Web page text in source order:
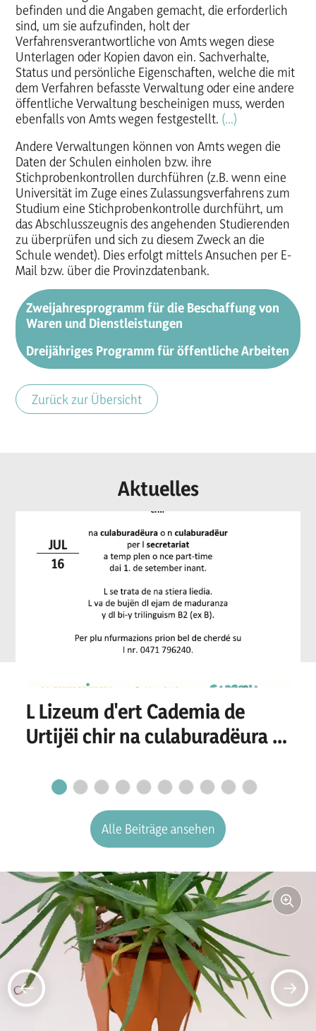
befinden und die Angaben gemacht, die erforderlich
sind, um sie aufzufinden, holt der
Verfahrensverantwortliche von Amts wegen diese
Unterlagen oder Kopien davon ein. Sachverhalte,
Status und persönliche Eigenschaften, welche die mit
dem Verfahren befasste Verwaltung oder eine andere
öffentliche Verwaltung bescheinigen muss, werden
ebenfalls von Amts wegen festgestellt. (...)
Andere Verwaltungen können von Amts wegen die
Daten der Schulen einholen bzw. ihre
Stichprobenkontrollen durchführen (z.B. wenn eine
Universität im Zuge eines Zulassungsverfahrens zum
Studium eine Stichprobenkontrolle durchführt, um
das Abschlusszeugnis des angehenden Studierenden
zu überprüfen und sich zu diesem Zweck an die
Schule wendet). Dies erfolgt mittels Ansuchen per E-
Mail bzw. über die Provinzdatenbank.
Zweijahresprogramm für die Beschaffung von
Waren und Dienstleistungen
Dreijähriges Programm für öffentliche Arbeiten
Zurück zur Übersicht
Aktuelles
JUL
16
L Lizeum d'ert Cademia de
Urtijëi chir na culaburadëura o
secretariat
Alle Beiträge ansehen